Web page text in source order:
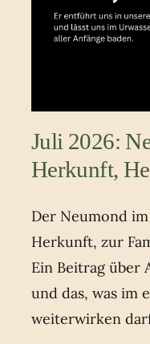
Juli 2026:
Herkunft,
Der Neumond
Herkunft, zur
Ein Beitrag über
und das, was im
weiterwirken